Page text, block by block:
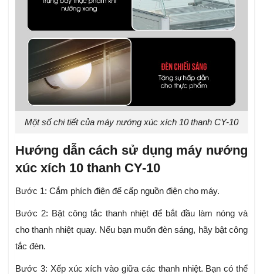
Một số chi tiết của máy nướng xúc xích 10 thanh CY-10
Hướng dẫn cách sử dụng máy nướng
xúc xích 10 thanh CY-10
Bước 1: Cắm phích điện để cấp nguồn điện cho máy.
Bước 2: Bật công tắc thanh nhiệt để bắt đầu làm nóng và
cho thanh nhiệt quay. Nếu bạn muốn đèn sáng, hãy bật công
tắc đèn.
Bước 3: Xếp xúc xích vào giữa các thanh nhiệt. Bạn có thể